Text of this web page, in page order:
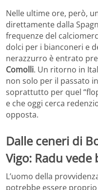
Nelle ultime ore, però,
direttamente dalla
frequenze del
dolci per i bianconeri e
nerazzurro è entrato
Comolli. Un ritorno in
non solo per il passato
soprattutto per quel
e che oggi cerca
opposta.
Dalle ceneri di
Vigo: Radu
L’uomo della
potrebbe essere